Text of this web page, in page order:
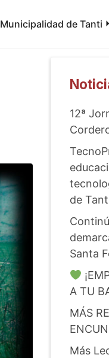
Municipalidad de Tanti
12ª
de
Santa
A TU
MÁS
Más